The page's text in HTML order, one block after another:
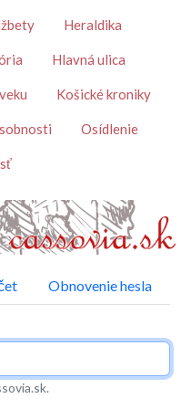
Heraldika
Hlavná ulica
Košické kroniky
Osídlenie
Obnovenie hesla